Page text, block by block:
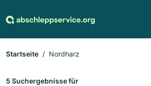
Startseite Nordharz
5 Suchergebnisse für